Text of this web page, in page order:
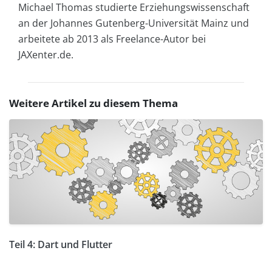
Michael Thomas studierte Erziehungswissenschaft
an der Johannes Gutenberg-Universität Mainz und
arbeitete ab 2013 als Freelance-Autor bei
JAXenter.de.
Weitere Artikel zu diesem Thema
Teil 4: Dart und Flutter